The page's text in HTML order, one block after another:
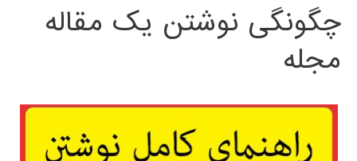
چگونگی نوشتن یک مقاله
مجله